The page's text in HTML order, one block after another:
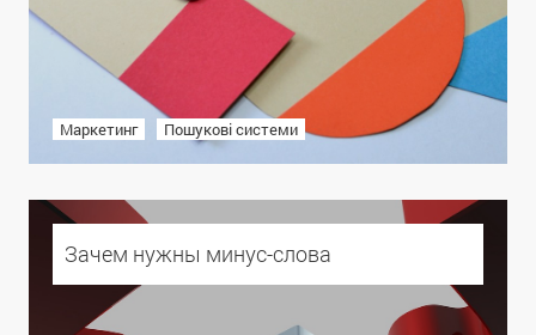
Маркетинг Пошукові системи
Зачем нужны минус-слова